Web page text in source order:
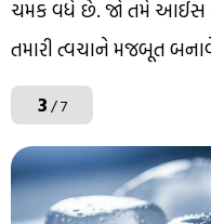
ચમક વધે છે. જો તમે આઈસ
તમારી ત્વચાને મજબૂત
3/ 7